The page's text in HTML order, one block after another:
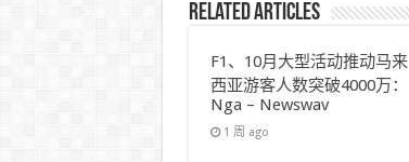
Related Articles
F1、10月大型活动推动马来
西亚游客人数突破4000万：
Nga – Newswav
1 周 ago